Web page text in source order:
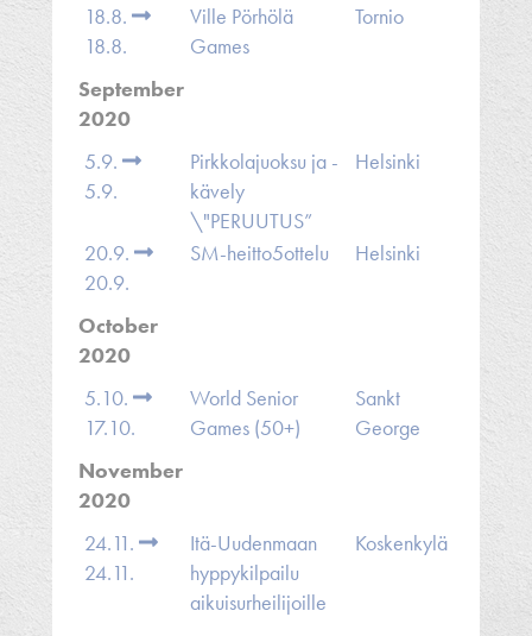
18.8.
18.8.
Ville Pörhölä
Games
Tornio
September
2020
5.9.
5.9.
Pirkkolajuoksu ja -
kävely
\"PERUUTUS”
Helsinki
20.9.
20.9.
SM-heitto5ottelu Helsinki
October
2020
5.10.
17.10.
World Senior
Games (50+)
Sankt
George
November
2020
24.11.
24.11.
Itä-Uudenmaan
hyppykilpailu
aikuisurheilijoille
Koskenkylä